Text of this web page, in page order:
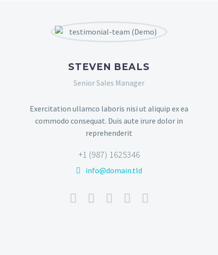
STEVEN BEALS
Senior Sales Manager
Exercitation ullamco laboris nisi ut aliquip ex ea
commodo consequat. Duis aute irure dolor in
reprehenderit
+1 (987) 1625346
info@domain.tld